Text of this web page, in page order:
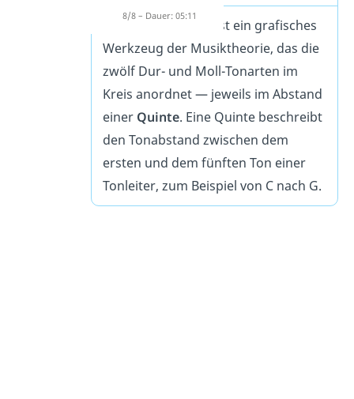
DerQuintenzirkel
ist ein grafisches
Werkzeug der Musiktheorie, das die
zwölf Dur- und Moll-Tonarten im
Kreis anordnet — jeweils im Abstand
einer Quinte. Eine Quinte beschreibt
den Tonabstand zwischen dem
ersten und dem fünften Ton einer
Tonleiter, zum Beispiel von C nach G.
8/8 – Dauer: 05:11